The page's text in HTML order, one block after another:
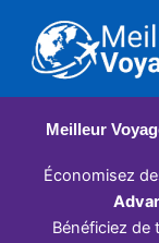
contenu
Meilleur
Économisez
Bénéficiez de